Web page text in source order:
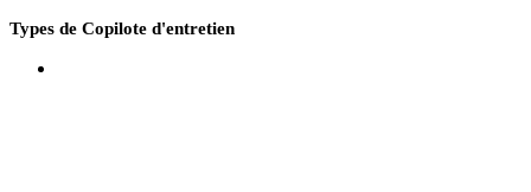
Types de Copilote d'entretien